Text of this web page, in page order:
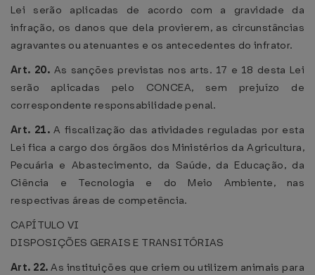
Lei serão aplicadas de acordo com a gravidade da
infração, os danos que dela provierem, as circunstâncias
agravantes ou atenuantes e os antecedentes do infrator.
Art. 20. As sanções previstas nos arts. 17 e 18 desta Lei
serão aplicadas pelo CONCEA, sem prejuízo de
correspondente responsabilidade penal.
Art. 21.A fiscalização das atividades reguladas por esta
Lei fica a cargo dos órgãos dos Ministérios da Agricultura,
Pecuária e Abastecimento, da Saúde, da Educação, da
Ciência e Tecnologia e do Meio Ambiente, nas
respectivas áreas de competência.
CAPÍTULO VI
DISPOSIÇÕES GERAIS E TRANSITÓRIAS
Art. 22.As instituições que criem ou utilizem animais para